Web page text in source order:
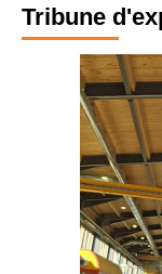
Tribune